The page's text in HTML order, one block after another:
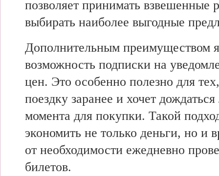
позволяет принимать взвешенные
выбирать наиболее выгодные
Дополнительным преимуществом
возможность подписки на
цен. Это особенно полезно для
поездку заранее и хочет
момента для покупки. Такой
экономить не только деньги, но и
от необходимости ежедневно
билетов.